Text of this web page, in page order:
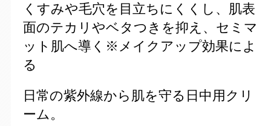
くすみや毛穴を目立ちにくくし、肌表
面のテカリやベタつきを抑え、セミマ
ット肌へ導く※メイクアップ効果によ
る
日常の紫外線から肌を守る日中用クリ
ーム。